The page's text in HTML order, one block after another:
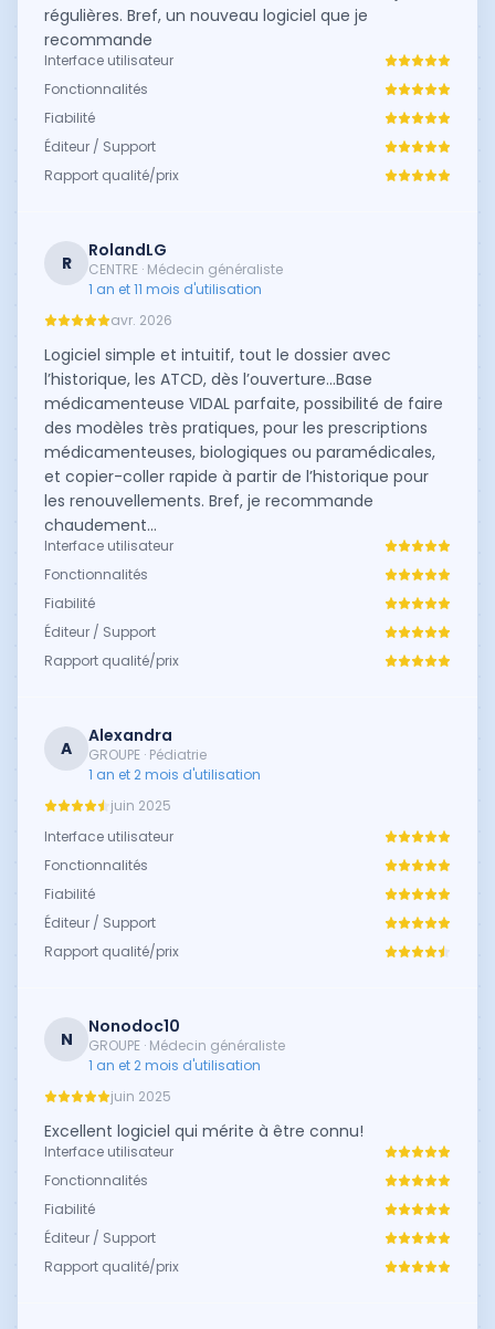
régulières. Bref, un nouveau logiciel que je
recommande
Interface utilisateur
Fonctionnalités
Fiabilité
Éditeur / Support
Rapport qualité/prix
R
RolandLG
CENTRE · Médecin généraliste
1 an et 11 mois d'utilisation
avr. 2026
Logiciel simple et intuitif, tout le dossier avec
l’historique, les ATCD, dès l’ouverture…Base
médicamenteuse VIDAL parfaite, possibilité de faire
des modèles très pratiques, pour les prescriptions
médicamenteuses, biologiques ou paramédicales,
et copier-coller rapide à partir de l’historique pour
les renouvellements. Bref, je recommande
chaudement…
Interface utilisateur
Fonctionnalités
Fiabilité
Éditeur / Support
Rapport qualité/prix
A
Alexandra
GROUPE · Pédiatrie
1 an et 2 mois d'utilisation
juin 2025
Interface utilisateur
Fonctionnalités
Fiabilité
Éditeur / Support
Rapport qualité/prix
N
Nonodoc10
GROUPE · Médecin généraliste
1 an et 2 mois d'utilisation
juin 2025
Excellent logiciel qui mérite à être connu!
Interface utilisateur
Fonctionnalités
Fiabilité
Éditeur / Support
Rapport qualité/prix